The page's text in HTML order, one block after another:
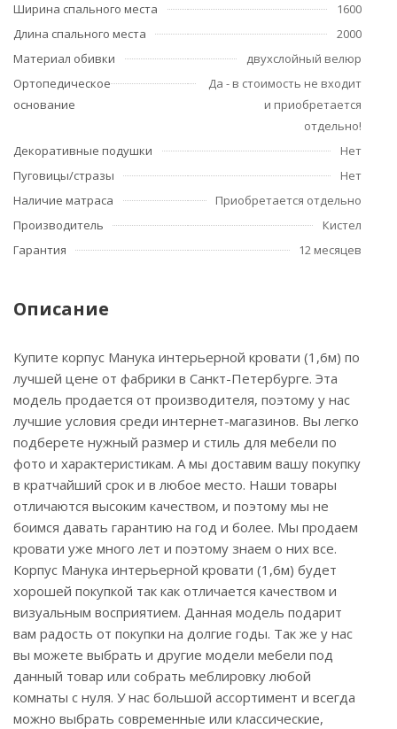
Ширина спального места
1600
Длина спального места
2000
Материал обивки
двухслойный велюр
Ортопедическое
основание
Да - в стоимость не входит
и приобретается
отдельно!
Декоративные подушки
Нет
Пуговицы/стразы
Нет
Наличие матраса
Приобретается отдельно
Производитель
Кистел
Гарантия
12 месяцев
Описание
Купите корпус Манука интерьерной кровати (1,6м) по
лучшей цене от фабрики в Санкт-Петербурге. Эта
модель продается от производителя, поэтому у нас
лучшие условия среди интернет-магазинов. Вы легко
подберете нужный размер и стиль для мебели по
фото и характеристикам. А мы доставим вашу покупку
в кратчайший срок и в любое место. Наши товары
отличаются высоким качеством, и поэтому мы не
боимся давать гарантию на год и более. Мы продаем
кровати уже много лет и поэтому знаем о них все.
Корпус Манука интерьерной кровати (1,6м) будет
хорошей покупкой так как отличается качеством и
визуальным восприятием. Данная модель подарит
вам радость от покупки на долгие годы. Так же у нас
вы можете выбрать и другие модели мебели под
данный товар или собрать меблировку любой
комнаты с нуля. У нас большой ассортимент и всегда
можно выбрать современные или классические,